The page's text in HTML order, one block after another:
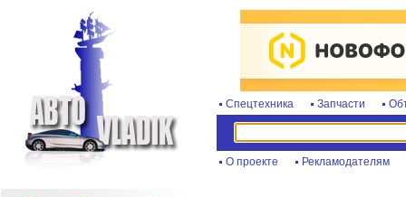
Спецтехника Запчасти
О проекте Рекламодателям